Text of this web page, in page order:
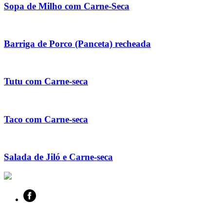
Sopa de Milho com Carne-Seca
Barriga de Porco (Panceta) recheada
Tutu com Carne-seca
Taco com Carne-seca
Salada de Jiló e Carne-seca